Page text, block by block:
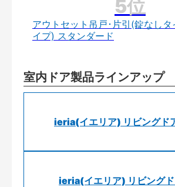
アウトセット吊戸･片引(錠なしタ
イプ) スタンダード
室内ドア製品ラインアップ
ieria(イエリア) リビングド
ieria(イエリア) リビング